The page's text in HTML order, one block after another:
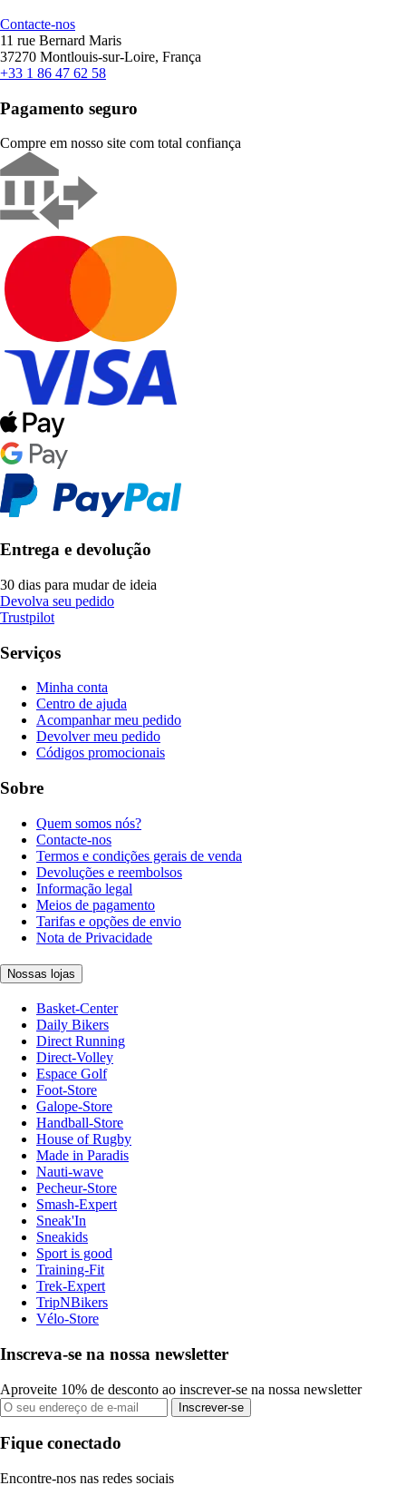
Contacte-nos
11 rue Bernard Maris
37270 Montlouis-sur-Loire, França
+33 1 86 47 62 58
Pagamento seguro
Compre em nosso site com total confiança
Entrega e devolução
30 dias para mudar de ideia
Devolva seu pedido
Trustpilot
Serviços
Minha conta
Centro de ajuda
Acompanhar meu pedido
Devolver meu pedido
Códigos promocionais
Sobre
Quem somos nós?
Contacte-nos
Termos e condições gerais de venda
Devoluções e reembolsos
Informação legal
Meios de pagamento
Tarifas e opções de envio
Nota de Privacidade
Nossas lojas
Basket-Center
Daily Bikers
Direct Running
Direct-Volley
Espace Golf
Foot-Store
Galope-Store
Handball-Store
House of Rugby
Made in Paradis
Nauti-wave
Pecheur-Store
Smash-Expert
Sneak'In
Sneakids
Sport is good
Training-Fit
Trek-Expert
TripNBikers
Vélo-Store
Inscreva-se na nossa newsletter
Aproveite 10% de desconto ao inscrever-se na nossa newsletter
Inscrever-se
Fique conectado
Encontre-nos nas redes sociais